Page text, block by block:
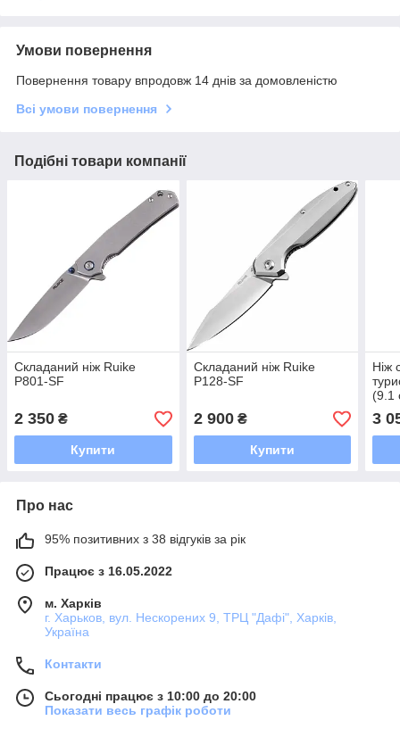
Умови повернення
Повернення товару впродовж 14 днів за домовленістю
Всі умови повернення
Подібні товари компанії
Складаний ніж Ruike
P801-SF
2 350 ₴
Купити
Складаний ніж Ruike
P128-SF
2 900₴
Купити
Ніж
(9.1
3
Про нас
95% позитивних з 38 відгуків за рік
Працює з 16.05.2022
м. Харків
г. Харьков, вул. Нескорених 9, ТРЦ "Дафі", Харків,
Україна
Контакти
Сьогодні працює з 10:00 до 20:00
Показати весь графік роботи